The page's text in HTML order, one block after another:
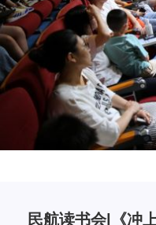
民航读书会|《冲